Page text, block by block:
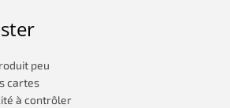
peu
cartes
à contrôler